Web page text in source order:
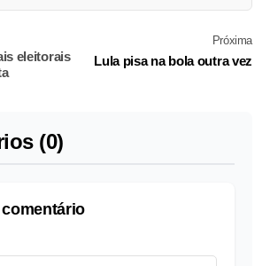
eleitorais
Próxima
Lula pisa na bola outra vez
(0)